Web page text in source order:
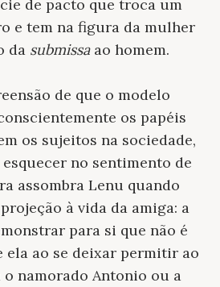
de pacto que troca um
e tem na figura da mulher
da submissaao homem.
de que o modelo
os papéis
os sujeitos na sociedade,
no sentimento de
assombra Lenu quando
à vida da amiga: a
para si que não é
ela ao se deixar permitir ao
namorado Antonio ou a